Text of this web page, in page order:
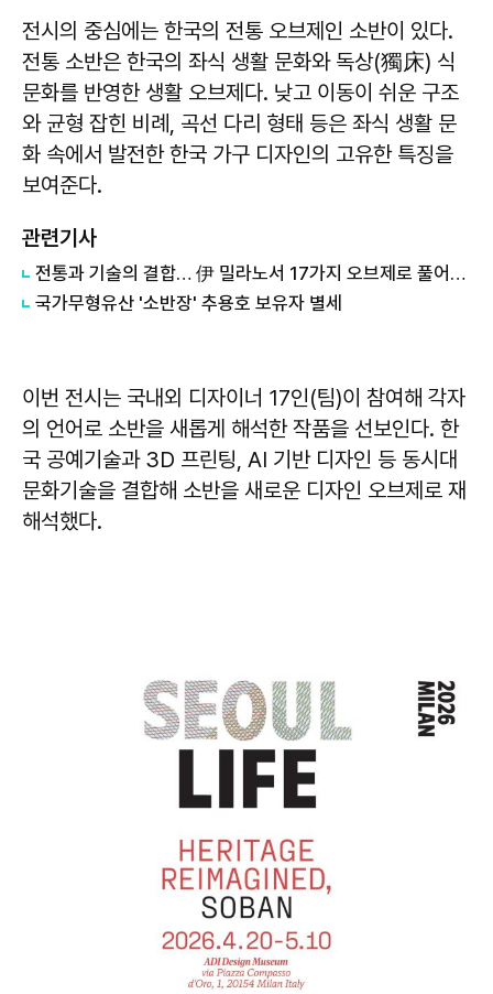
전시의 중심에는 한국의 전통 오브제인 소반이 있다.
전통 소반은 한국의 좌식 생활 문화와 독상(獨床) 식
문화를 반영한 생활 오브제다. 낮고 이동이 쉬운 구조
와 균형 잡힌 비례, 곡선 다리 형태 등은 좌식 생활 문
화 속에서 발전한 한국 가구 디자인의 고유한 특징을
보여준다.
관련기사
전통과 기술의 결합… 伊 밀라노서 17가지 오브제로 풀어낸 '소반'
국가무형유산 '소반장' 추용호 보유자 별세
이번 전시는 국내외 디자이너 17인(팀)이 참여해 각자
의 언어로 소반을 새롭게 해석한 작품을 선보인다. 한
국 공예기술과 3D 프린팅, AI 기반 디자인 등 동시대
문화기술을 결합해 소반을 새로운 디자인 오브제로 재
해석했다.